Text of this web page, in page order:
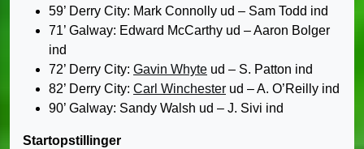
59’ Derry City: Mark Connolly ud – Sam Todd ind
71’ Galway: Edward McCarthy ud – Aaron Bolger
ind
72’ Derry City: Gavin Whyte ud – S. Patton ind
82’ Derry City: Carl Winchester ud – A. O’Reilly ind
90’ Galway: Sandy Walsh ud – J. Sivi ind
Startopstillinger